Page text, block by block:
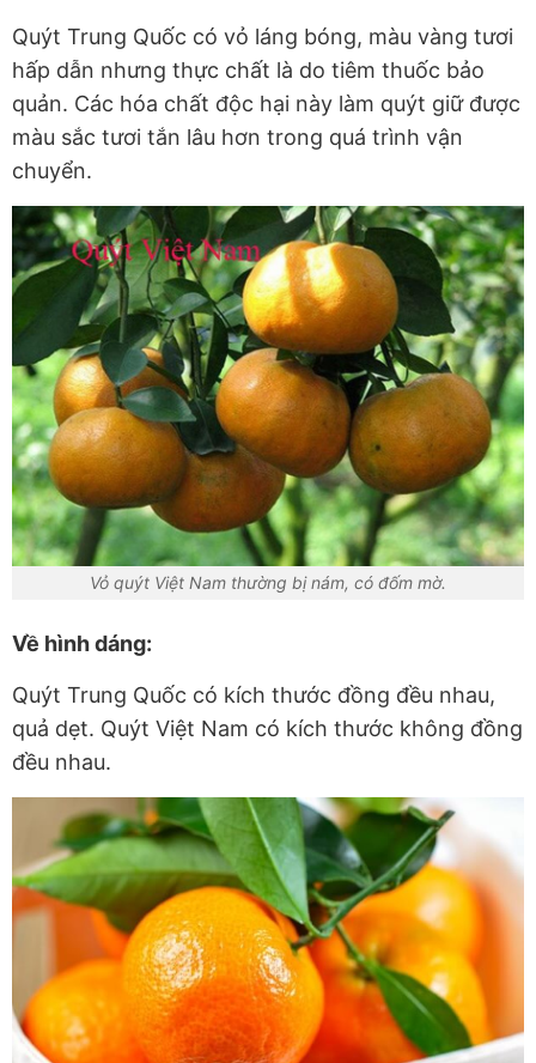
Quýt Trung Quốc có vỏ láng bóng, màu vàng tươi
hấp dẫn nhưng thực chất là do tiêm thuốc bảo
quản. Các hóa chất độc hại này làm quýt giữ được
màu sắc tươi tắn lâu hơn trong quá trình vận
chuyển.
Vỏ quýt Việt Nam thường bị nám, có đốm mờ.
Về hình dáng:
Quýt Trung Quốc có kích thước đồng đều nhau,
quả dẹt. Quýt Việt Nam có kích thước không đồng
đều nhau.